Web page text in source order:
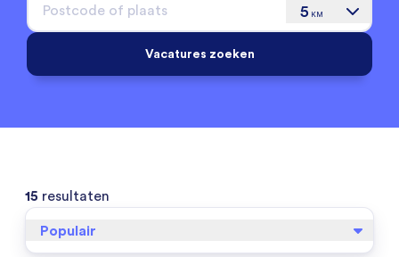
5 KM
Vacatures zoeken
15 resultaten
Populair